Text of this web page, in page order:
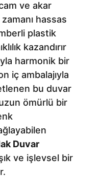
ve akar
hassas
plastik
kazandırır
harmonik bir
iç ambalajıyla
bu duvar
ömürlü bir
Duvar
ve işlevsel bir